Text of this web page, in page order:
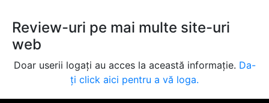
Review-uri pe mai multe site-uri
web
Doar userii logați au acces la această informație. Da-
ți click aici pentru a vă loga.